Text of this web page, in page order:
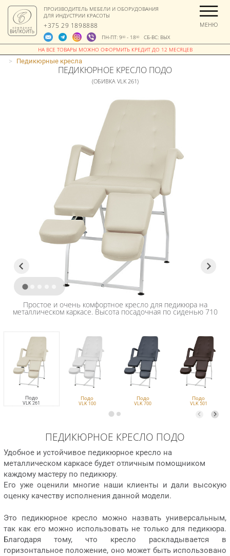
ПРОИЗВОДИТЕЛЬ МЕБЕЛИ И ОБОРУДОВАНИЯ
ДЛЯ ИНДУСТРИИ КРАСОТЫ
+375 29 1898888
ПН-ПТ: 900- 1800СБ-ВС: ВЫХ
МЕНЮ
> Педикюрные кресла
ПЕДИКЮРНОЕ КРЕСЛО ПОДО
(ОБИВКА VLK 261)
Подо
VLK 261
Подо
VLK 100
Подо
VLK 700
Подо
VLK 501
Простое и очень комфортное кресло для педикюра на
металлическом каркасе. Высота посадочная по сиденью 710
мм. Максимально допустимая нагрузка на сиденье 150 кг.
ПЕДИКЮРНОЕ КРЕСЛО ПОДО
Удобное и устойчивое педикюрное кресло на
металлическом каркасе будет отличным помощником
каждому мастеру по педикюру.
Его уже оценили многие наши клиенты и дали высокую
оценку качеству исполнения данной модели.
Это педикюрное кресло можно назвать универсальным,
так как его можно использовать не только для педикюра.
Благодаря тому, что кресло раскладывается в
горизонтальное положение, оно может быть использовано